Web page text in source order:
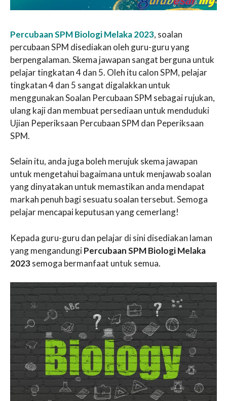
Percubaan SPM Biologi Melaka 2023, soalan
percubaan SPM disediakan oleh guru-guru yang
berpengalaman. Skema jawapan sangat berguna untuk
pelajar tingkatan 4 dan 5. Oleh itu calon SPM, pelajar
tingkatan 4 dan 5 sangat digalakkan untuk
menggunakan Soalan Percubaan SPM sebagai rujukan,
ulang kaji dan membuat persediaan untuk menduduki
Ujian Peperiksaan Percubaan SPM dan Peperiksaan
SPM.
Selain itu, anda juga boleh merujuk skema jawapan
untuk mengetahui bagaimana untuk menjawab soalan
yang dinyatakan untuk memastikan anda mendapat
markah penuh bagi sesuatu soalan tersebut. Semoga
pelajar mencapai keputusan yang cemerlang!
Kepada guru-guru dan pelajar di sini disediakan laman
yang mengandungiPercubaan SPM Biologi Melaka
2023semoga bermanfaat untuk semua.